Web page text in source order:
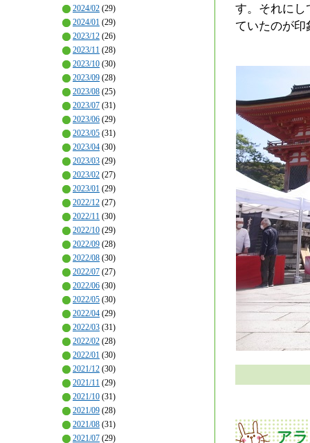
2024/02 (29)
2024/01 (29)
2023/12 (26)
2023/11 (28)
2023/10 (30)
2023/09 (28)
2023/08 (25)
2023/07 (31)
2023/06 (29)
2023/05 (31)
2023/04 (30)
2023/03 (29)
2023/02 (27)
2023/01 (29)
2022/12 (27)
2022/11 (30)
2022/10 (29)
2022/09 (28)
2022/08 (30)
2022/07 (27)
2022/06 (30)
2022/05 (30)
2022/04 (29)
2022/03 (31)
2022/02 (28)
2022/01 (30)
2021/12 (30)
2021/11 (29)
2021/10 (31)
2021/09 (28)
2021/08 (31)
2021/07 (29)
す。それにし
ていたのが印
ア